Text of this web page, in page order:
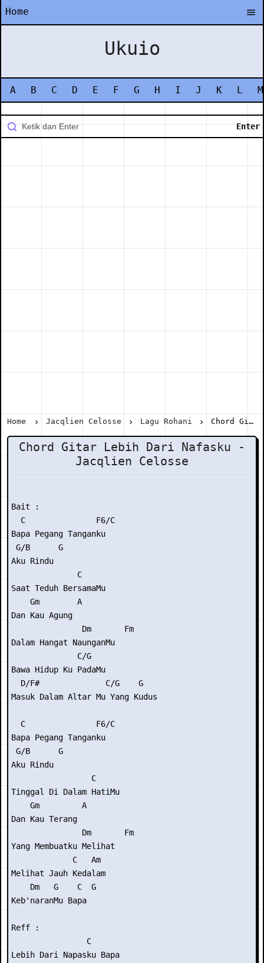
Home
Ukuio
A B C D E F G H I J K L M
Home Jacqlien Celosse Lagu Rohani Chord Gitar Lebih Dari Nafasku - Jacqlien Celosse
Chord Gitar Lebih Dari Nafasku -
Jacqlien Celosse
Bait :
  C               F6/C
Bapa Pegang Tanganku
G/B      G
Aku Rindu
              C
Saat Teduh BersamaMu
    Gm        A
Dan Kau Agung
               Dm       Fm
Dalam Hangat NaunganMu
              C/G
Bawa Hidup Ku PadaMu
  D/F#              C/G    G
Masuk Dalam Altar Mu Yang Kudus
  C               F6/C
Bapa Pegang Tanganku
G/B      G
Aku Rindu
                 C
Tinggal Di Dalam HatiMu
    Gm         A
Dan Kau Terang
               Dm       Fm
Yang Membuatku Melihat
             C   Am
Melihat Jauh Kedalam
    Dm   G    C  G
Keb'naranMu Bapa
Reff :
                C
Lebih Dari Napasku Bapa